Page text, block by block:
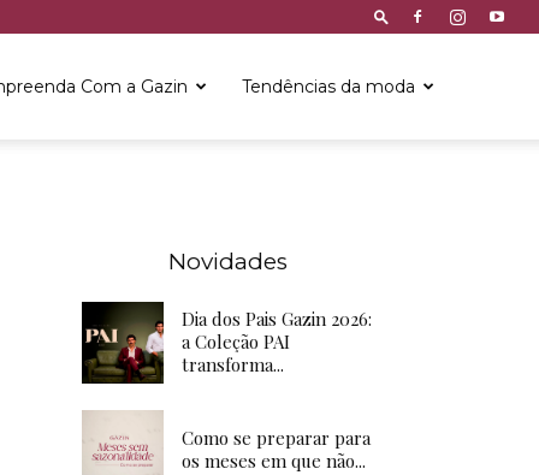
Com a Gazin Tendências da moda
Novidades
Dia dos Pais Gazin 2026:
a Coleção PAI
transforma...
Como se preparar para
os meses em que não...